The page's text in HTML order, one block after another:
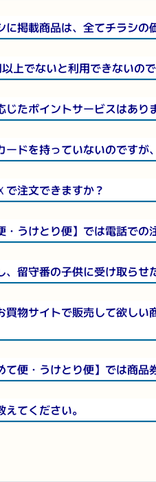
に掲載商品は、全てチラシの
上でないと利用できないの
じたポイントサービスはあり
ードを持っていないのですが
で注文できますか？
・うけとり便】では電話での
、留守番の子供に受け取らせ
買物サイトで販売して欲し
て便・うけとり便】では商品
てください。